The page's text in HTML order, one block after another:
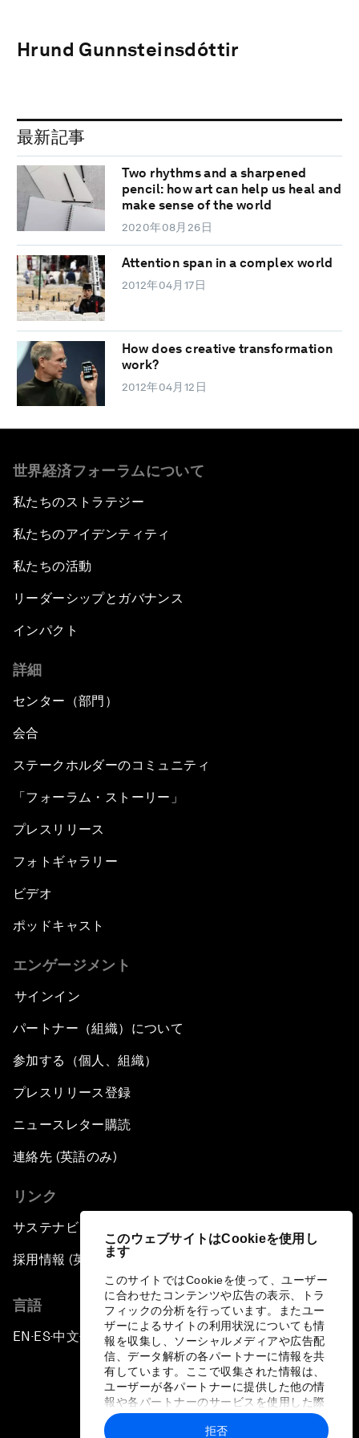
このウェブサイトはCookieを使用し
ます
このサイトではCookieを使って、ユーザー
に合わせたコンテンツや広告の表示、トラ
フィックの分析を行っています。またユー
ザーによるサイトの利用状況についても情
報を収集し、ソーシャルメディアや広告配
信、データ解析の各パートナーに情報を共
有しています。ここで収集された情報は、
ユーザーが各パートナーに提供した他の情
報や各パートナーのサービスを使用した際
に収集された情報と組み合わされ、各パー
トナーによって使用されることがありま
拒否
Hrund Gunnsteinsdóttir
最新記事
Two rhythms and a sharpened
pencil: how art can help us heal and
make sense of the world
2020年08月26日
Attention span in a complex world
2012年04月17日
How does creative transformation
work?
2012年04月12日
世界経済フォーラムについて
私たちのストラテジー
私たちのアイデンティティ
私たちの活動
リーダーシップとガバナンス
インパクト
詳細
センター（部門）
会合
ステークホルダーのコミュニティ
「フォーラム・ストーリー」
プレスリリース
フォトギャラリー
ビデオ
ポッドキャスト
エンゲージメント
サインイン
パートナー（組織）について
参加する（個人、組織）
プレスリリース登録
ニュースレター購読
連絡先 (英語のみ)
リンク
サステナビリティへの取り組み
採用情報 (英語のみ)
言語
EN ▪ES▪中文▪ 日本語